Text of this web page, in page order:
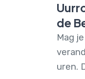
de
Mag
uren.